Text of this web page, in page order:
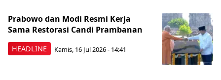
HEADLINE
Prabowo dan Modi Resmi Kerja
Sama Restorasi Candi Prambanan
Kamis, 16 Jul 2026 - 14:41